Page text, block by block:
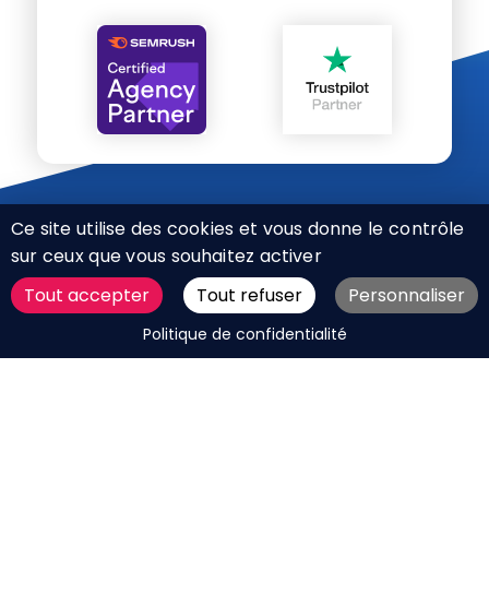
DEMANDER UN DEVIS
CHARTE RÉSEAUX SOCIAUX
MENTIONS LÉGALES
Ce site utilise des cookies et vous donne le contrôle
sur ceux que vous souhaitez activer
Tout accepter
Tout refuser Personnaliser
Politique de confidentialité